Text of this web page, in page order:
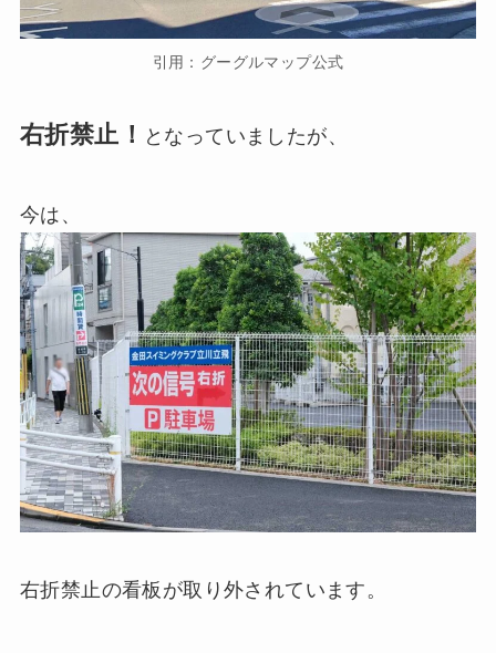
引用：グーグルマップ公式
右折禁止！ となっていましたが、
今は、
右折禁止の看板が取り外されています。